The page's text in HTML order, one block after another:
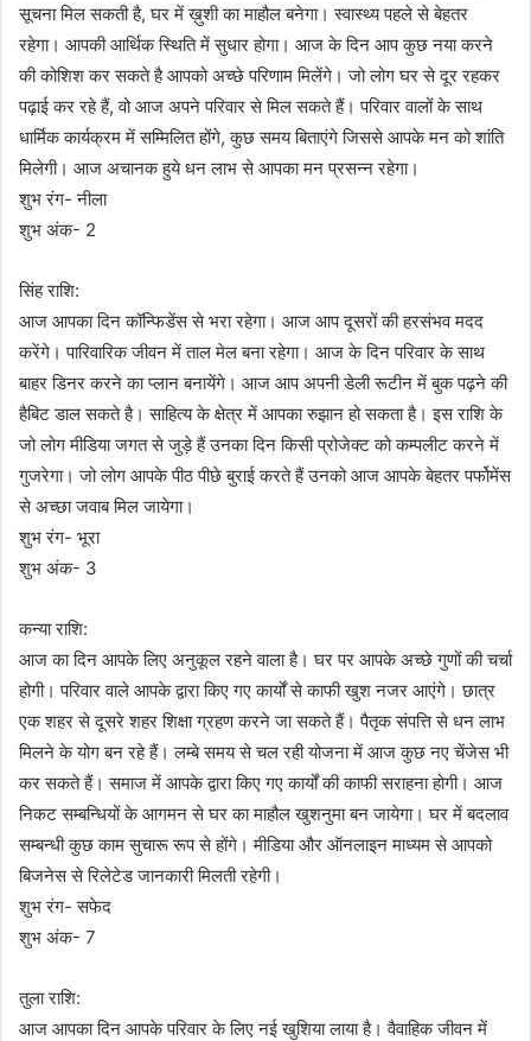
सूचना मिल सकती है, घर में ख़ुशी का माहौल बनेगा। स्वास्थ्य पहले से बेहतर
रहेगा। आपकी आर्थिक स्थिति में सुधार होगा। आज के दिन आप कुछ नया करने
की कोशिश कर सकते है आपको अच्छे परिणाम मिलेंगे। जो लोग घर से दूर रहकर
पढ़ाई कर रहे हैं, वो आज अपने परिवार से मिल सकते हैं। परिवार वालों के साथ
धार्मिक कार्यक्रम में सम्मिलित होंगे, कुछ समय बिताएंगे जिससे आपके मन को शांति
मिलेगी। आज अचानक हुये धन लाभ से आपका मन प्रसन्न रहेगा।
शुभ रंग- नीला
शुभ अंक- 2
सिंह राशि:
आज आपका दिन कॉन्फिडेंस से भरा रहेगा। आज आप दूसरों की हरसंभव मदद
करेंगे। पारिवारिक जीवन में ताल मेल बना रहेगा। आज के दिन परिवार के साथ
बाहर डिनर करने का प्लान बनायेंगे। आज आप अपनी डेली रूटीन में बुक पढ़ने की
हैबिट डाल सकते है। साहित्य के क्षेत्र में आपका रुझान हो सकता है। इस राशि के
जो लोग मीडिया जगत से जुड़े हैं उनका दिन किसी प्रोजेक्ट को कम्पलीट करने में
गुजरेगा। जो लोग आपके पीठ पीछे बुराई करते हैं उनको आज आपके बेहतर पर्फोमेंस
से अच्छा जवाब मिल जायेगा।
शुभ रंग- भूरा
शुभ अंक- 3
कन्या राशि:
आज का दिन आपके लिए अनुकूल रहने वाला है। घर पर आपके अच्छे गुणों की चर्चा
होगी। परिवार वाले आपके द्वारा किए गए कार्यों से काफी खुश नजर आएंगे। छात्र
एक शहर से दूसरे शहर शिक्षा ग्रहण करने जा सकते हैं। पैतृक संपत्ति से धन लाभ
मिलने के योग बन रहे हैं। लम्बे समय से चल रही योजना में आज कुछ नए चेंजेस भी
कर सकते हैं। समाज में आपके द्वारा किए गए कार्यों की काफी सराहना होगी। आज
निकट सम्बन्धियों के आगमन से घर का माहौल खुशनुमा बन जायेगा। घर में बदलाव
सम्बन्धी कुछ काम सुचारू रूप से होंगे। मीडिया और ऑनलाइन माध्यम से आपको
बिजनेस से रिलेटेड जानकारी मिलती रहेगी।
शुभ रंग- सफेद
शुभ अंक- 7
तुला राशि:
आज आपका दिन आपके परिवार के लिए नई खुशिया लाया है। वैवाहिक जीवन में